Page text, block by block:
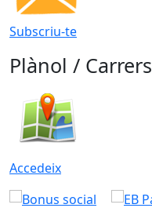
Subscriu-te
Plànol / Carrers
Accedeix